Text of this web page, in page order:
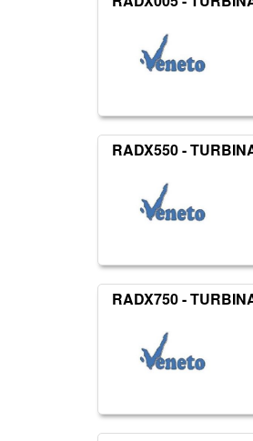
RADX550 -
RADX750 -